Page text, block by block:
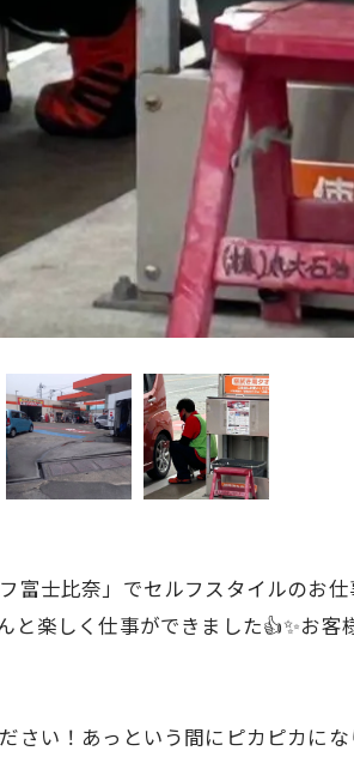
士比奈」でセルフスタイルのお
楽しく仕事ができました👍✨お
い！あっという間にピカピカに